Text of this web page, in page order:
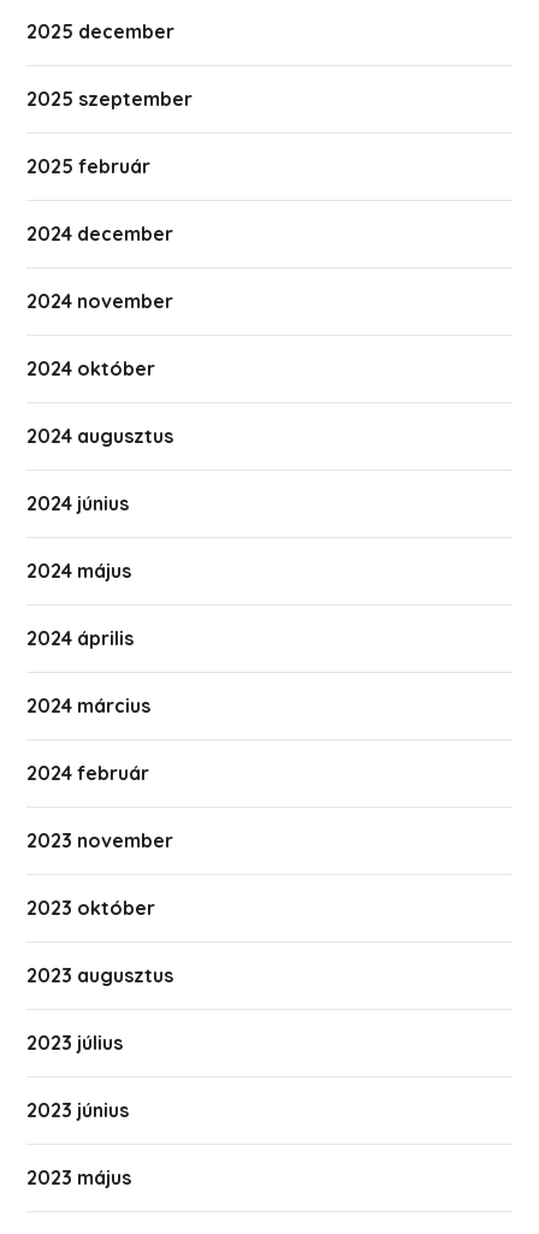
2025 december
2025 szeptember
2025 február
2024 december
2024 november
2024 október
2024 augusztus
2024 június
2024 május
2024 április
2024 március
2024 február
2023 november
2023 október
2023 augusztus
2023 július
2023 június
2023 május